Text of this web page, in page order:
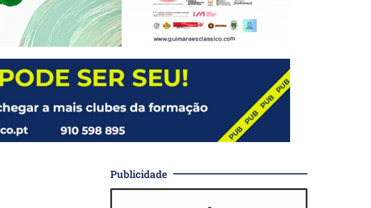
Publicidade